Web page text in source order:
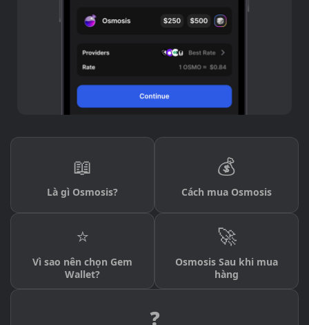
📖
Là gì Osmosis?
💰
Cách mua Osmosis
⭐
Vì sao nên chọn Gem
Wallet?
🚀
Osmosis Sau khi mua
hàng
❓